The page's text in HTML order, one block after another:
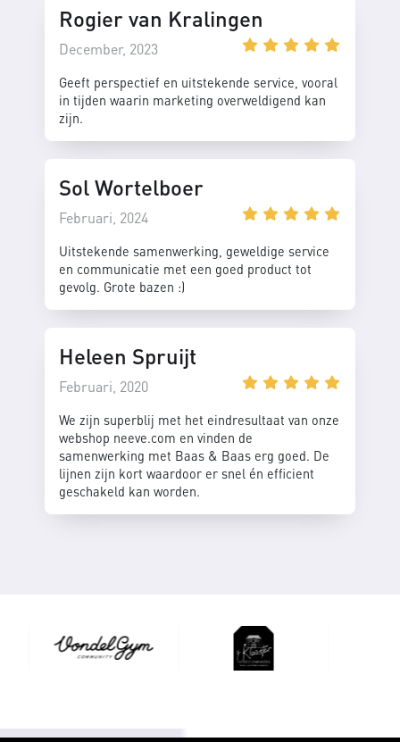
Rogier van Kralingen
December, 2023
Geeft perspectief en uitstekende service, vooral
in tijden waarin marketing overweldigend kan
zijn.
Sol Wortelboer
Februari, 2024
Uitstekende samenwerking, geweldige service
en communicatie met een goed product tot
gevolg. Grote bazen :)
Heleen Spruijt
Februari, 2020
We zijn superblij met het eindresultaat van onze
webshop neeve.com en vinden de
samenwerking met Baas & Baas erg goed. De
lijnen zijn kort waardoor er snel én efficient
geschakeld kan worden.